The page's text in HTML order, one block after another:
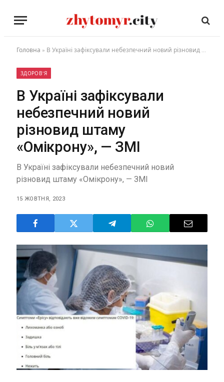
Головна » В Україні зафіксували небезпечний новий різновид штаму «Омікрону», — ЗМІ
ЗДОРОВ'Я
В Україні зафіксували
небезпечний новий
різновид штаму
«Омікрону», — ЗМІ
В Україні зафіксували небезпечний новий
різновид штаму «Омікрону», — ЗМІ
15 ЖОВТНЯ, 2023